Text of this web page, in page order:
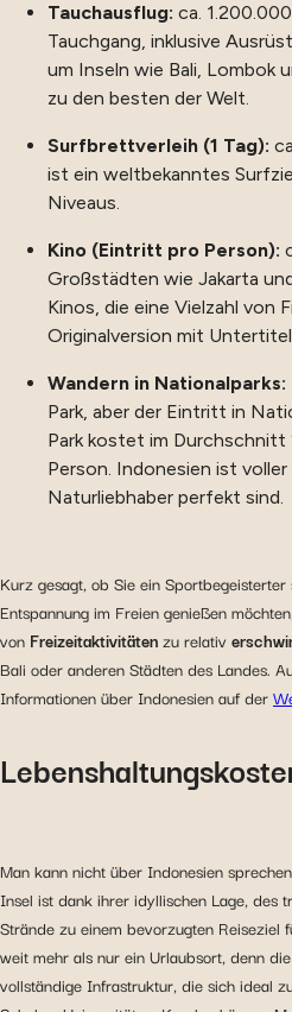
Tauchausflug: ca.
Tauchgang, inklusive
um Inseln wie Bali, Lombok
zu den besten der Welt.
Surfbrettverleih (1 Tag):
ist ein weltbekanntes
Niveaus.
Kino (Eintritt pro Person):
Großstädten wie Jakarta
Kinos, die eine Vielzahl von
Originalversion mit
Wandern in Nationalparks:
Park, aber der Eintritt in
Park kostet im Durchschnitt
Person. Indonesien ist
Naturliebhaber perfekt sind.
Kurz gesagt, ob Sie ein
Entspannung im Freien genießen
von Freizeitaktivitätenzu relativ
Bali oder anderen Städten des Landes.
Informationen über Indonesien auf der
Man kann nicht über Indonesien
Insel ist dank ihrer idyllischen Lage, des
Strände zu einem bevorzugten Reiseziel
weit mehr als nur ein Urlaubsort, denn
vollständige Infrastruktur, die sich ideal